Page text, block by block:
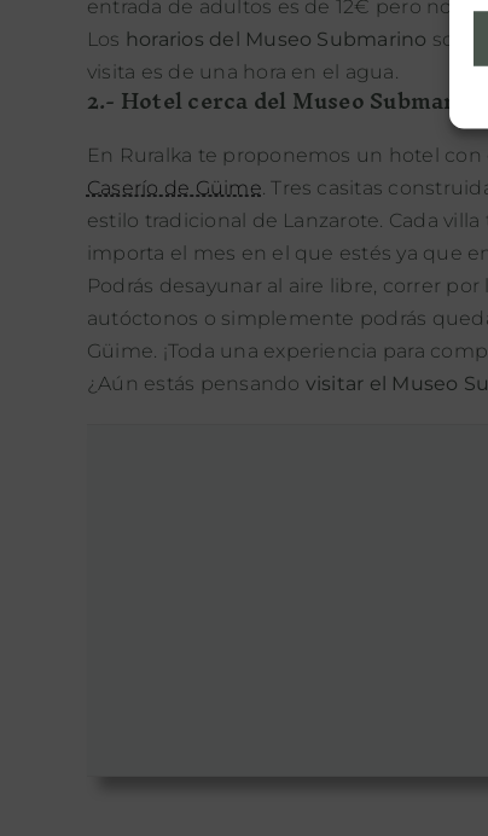
entrada de adultos es de 12€ pero no
Los horarios del Museo Submarino son:
visita es de una hora en el agua.
2.- Hotel cerca del Museo
En Ruralka te proponemos un hotel
Caserío de Güime . Tres casitas
estilo tradicional de Lanzarote. Cada
importa el mes en el que estés ya que
Podrás desayunar al aire libre, correr
autóctonos o simplemente podrás
Güime. ¡Toda una experiencia para
¿Aún estás pensando visitar el Museo